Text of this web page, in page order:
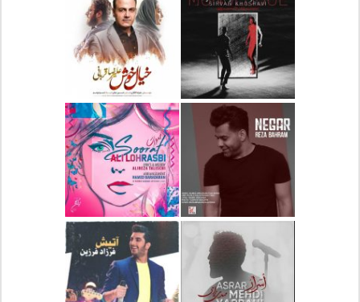
دانلود آلبوم جدید سیروان
خسروی بنام مونولوگ
دانلود آهنگ جدید علیرضا
قربانی بنام خیال خوش
دانلود آهنگ جدید رضا
بهرام بنام نگار
دانلود آهنگ جدید علی
لهراسبی بنام صورت